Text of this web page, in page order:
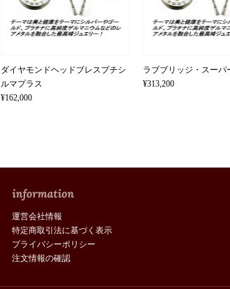
ダイヤモンドヘッドブレスプチシ
ルマプラス
¥162,000
ラブブリッジ・スーパ
¥313,200
運営会社情報
特定商取引法に基づく表示
プライバシーポリシー
注文情報の確認